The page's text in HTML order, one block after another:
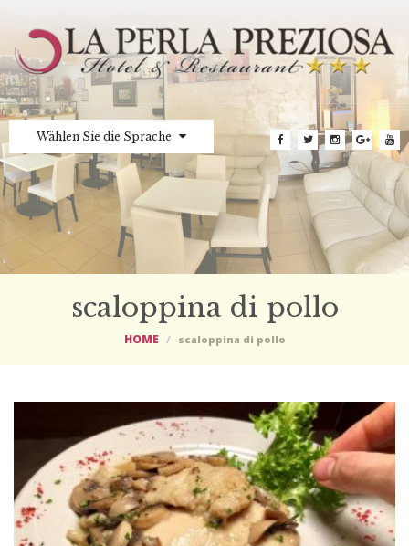
Wählen Sie die Sprache
scaloppina di pollo
HOME scaloppina di pollo